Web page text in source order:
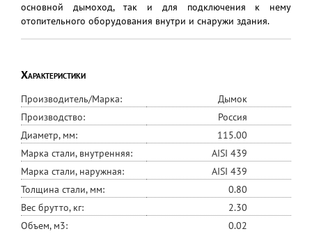
основной дымоход, так и для подключения к нему
отопительного оборудования внутри и снаружи здания.
Характеристики
Производитель/Марка:
Дымок
Производство:
Россия
Диаметр, мм:
115.00
Марка стали, внутренняя:
AISI 439
Марка стали, наружная:
AISI 439
Толщина стали, мм:
0.80
Вес брутто, кг:
2.30
Объем, м3:
0.02